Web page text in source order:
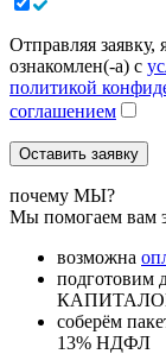
Отправляя заявку,
ознакомлен(-а) с
политикой
соглашением
почему МЫ?
Мы помогаем вам
возможна
подготовим
соберём
13% НДФЛ